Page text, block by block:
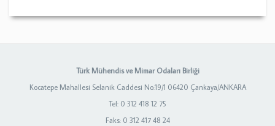
Türk Mühendis ve Mimar Odaları Birliği
Kocatepe Mahallesi Selanik Caddesi No:19/1 06420 Çankaya/ANKARA
Tel: 0 312 418 12 75
Faks: 0 312 417 48 24